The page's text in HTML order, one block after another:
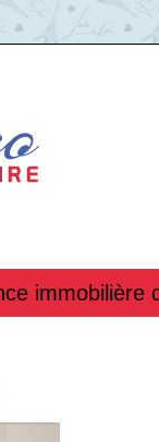
immobilière